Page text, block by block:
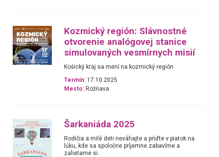
Kozmický región: Slávnostné
otvorenie analógovej stanice
simulovaných vesmírnych misií
Košický kraj sa mení na kozmický región
Termín: 17.10.2025
Mesto: Rožňava
Šarkaniáda 2025
Rodičia a milé deti neváhajte a príďte v piatok na
lúku, kde sa spoločne príjemne zabavíme a
zalietame si.